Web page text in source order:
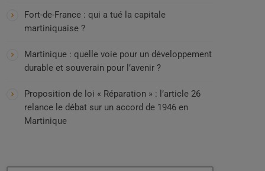
Fort-de-France : qui a tué la capitale
martiniquaise ?
Martinique : quelle voie pour un développement
durable et souverain pour l’avenir ?
Proposition de loi « Réparation » : l’article 26
relance le débat sur un accord de 1946 en
Martinique